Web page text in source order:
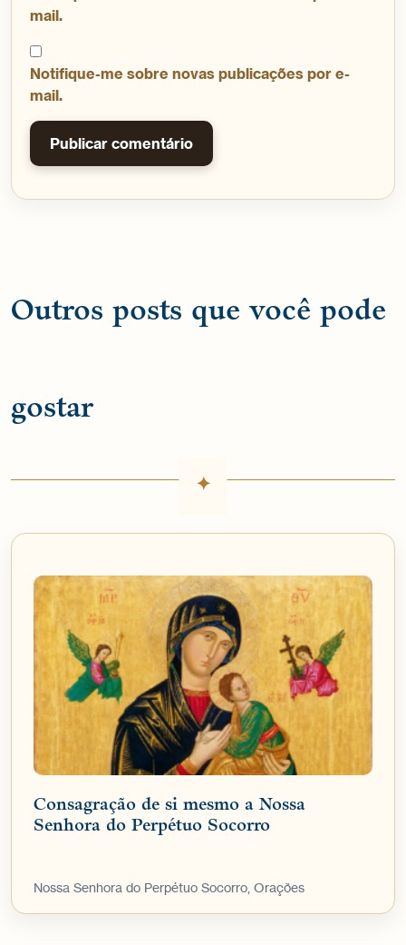
mail.
Notifique-me sobre novas publicações por e-
mail.
Outros posts que você pode
gostar
Consagração de si mesmo a Nossa
Senhora do Perpétuo Socorro
Nossa Senhora do Perpétuo Socorro, Orações